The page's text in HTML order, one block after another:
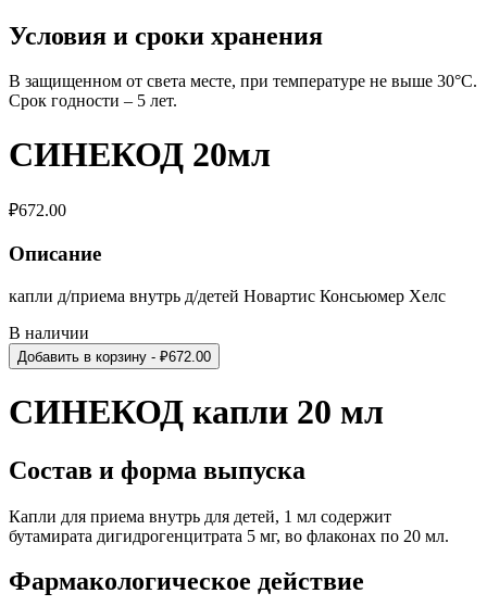
Условия и сроки хранения
В защищенном от света месте, при температуре не выше 30°C.
Срок годности – 5 лет.
СИНЕКОД 20мл
₽672.00
Описание
капли д/приема внутрь д/детей Новартис Консьюмер Хелс
В наличии
Добавить в корзину - ₽672.00
СИНЕКОД капли 20 мл
Состав и форма выпуска
Капли для приема внутрь для детей, 1 мл содержит
бутамирата дигидрогенцитрата 5 мг, во флаконах по 20 мл.
Фармакологическое действие